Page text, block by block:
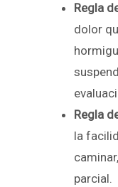
Regla
dolor
Regla
la
parcial.